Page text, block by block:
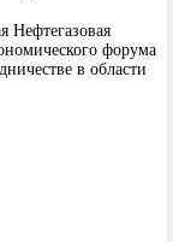
форума
в области